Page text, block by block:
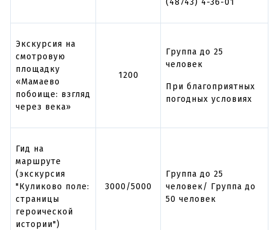
(48743) 4-36-01
Экскурсия на
смотровую
площадку
«Мамаево
побоище: взгляд
через века»
1200
Группа до 25
человек
При благоприятных
погодных условиях
Гид на
маршруте
(экскурсия
"Куликово поле:
страницы
героической
истории")
3000/5000
Группа до 25
человек/ Группа до
50 человек